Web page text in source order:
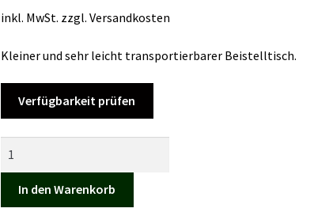
inkl. MwSt. zzgl. Versandkosten
Kleiner und sehr leicht transportierbarer Beistelltisch.
Verfügbarkeit prüfen
Menge
In den Warenkorb